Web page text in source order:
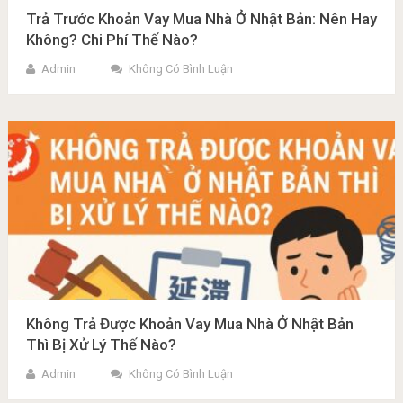
Trả Trước Khoản Vay Mua Nhà Ở Nhật Bản: Nên Hay
Không? Chi Phí Thế Nào?
Admin Không Có Bình Luận
Không Trả Được Khoản Vay Mua Nhà Ở Nhật Bản
Thì Bị Xử Lý Thế Nào?
Admin Không Có Bình Luận